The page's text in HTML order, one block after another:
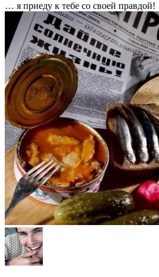
… я приеду к тебе со своей правдой!